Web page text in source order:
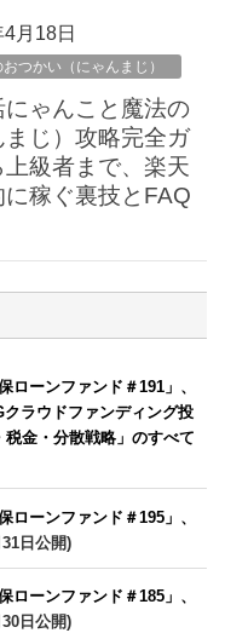
月18日
つかい（にゃんまじ）
にゃんこと魔法の
じ）攻略完全ガ
級者まで、楽天
稼ぐ裏技とFAQ
ローンファンド＃191」、
ラウドファンディング投
金・分散戦略」のすべて
ローンファンド＃195」、
日公開)
ローンファンド＃185」、
日公開)